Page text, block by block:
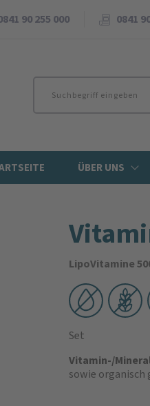
90 255 000 0841
ÜBER UNS
LipoVitamine
Set
Vitamin-/
sowie organisch